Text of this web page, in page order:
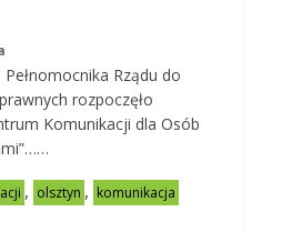
Rządu do
rozpoczęło
Komunikacji dla Osób
, olsztyn , komunikacja